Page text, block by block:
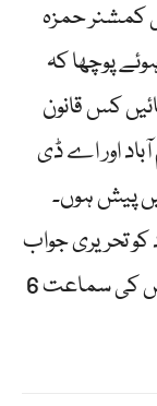
کمشنر حمزہ
پوچھا کہ
کس قانون
اور اے ڈی
پیش ہوں۔
کو تحریری جواب
بھی جمع کرنے کی ہدایت کرتے ہوئے کیس کی سماعت 6